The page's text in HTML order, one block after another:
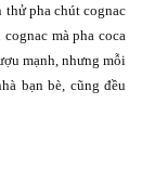
pha chút cognac
mà pha coca
mạnh, nhưng mỗi
bạn bè, cũng đều